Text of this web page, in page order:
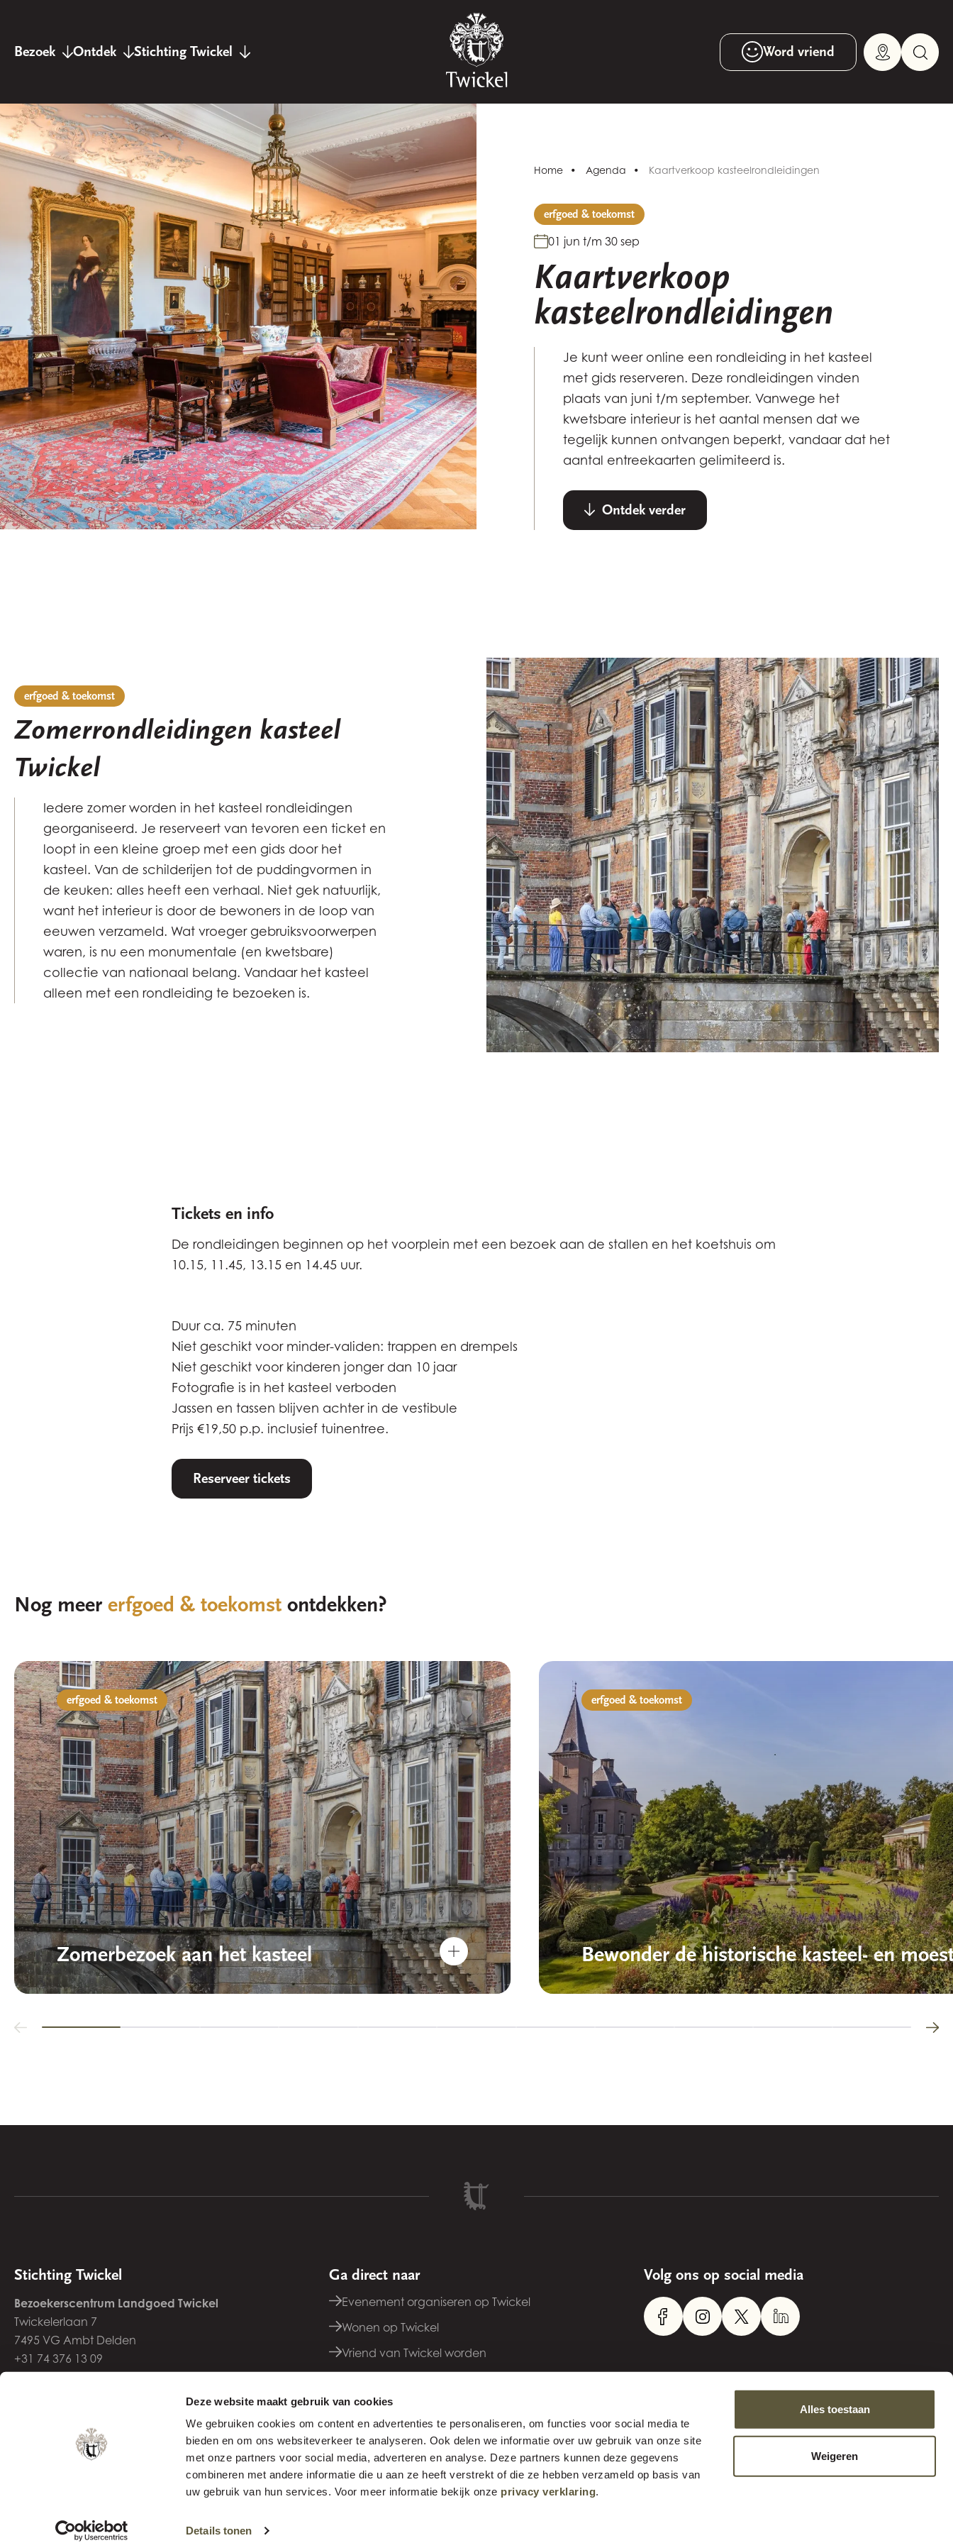
Deze website maakt gebruik van cookies
We gebruiken cookies om content en advertenties te personaliseren, om functies voor social media te
bieden en om ons websiteverkeer te analyseren. Ook delen we informatie over uw gebruik van onze site
met onze partners voor social media, adverteren en analyse. Deze partners kunnen deze gegevens
combineren met andere informatie die u aan ze heeft verstrekt of die ze hebben verzameld op basis van
uw gebruik van hun services. Voor meer informatie bekijk onze privacy verklaring.
Details tonen
Alles toestaan
Weigeren
Bezoek
Landgoed Twickel
Kasteel Twickel
De kasteeltuinen
Bezoekerscentrum
Landgoed Hof te Dieren
Landgoed Zuylestein
Landgoed Lage
Agenda
Ontdek
Twickel verhalen
Twickel in kaart
Twickel Producten
Houtzagerij
Onze pachters
Wandelen & Fietsen
Archief & Collectie
Agenda
Podcast
Stichting Twickel
Twickel nieuws
De stichting
Overige bezittingen
Vrienden van Twickel
Twickelblad
Werken bij Twickel
Contact
Word vriend
Home Agenda Kaartverkoop kasteelrondleidingen
erfgoed & toekomst
01 jun t/m 30 sep
Kaartverkoop
kasteelrondleidingen
Je kunt weer online een rondleiding in het kasteel
met gids reserveren. Deze rondleidingen vinden
plaats van juni t/m september. Vanwege het
kwetsbare interieur is het aantal mensen dat we
tegelijk kunnen ontvangen beperkt, vandaar dat het
aantal entreekaarten gelimiteerd is.
Ontdek verder
erfgoed & toekomst
Zomerrondleidingen kasteel
Twickel
Iedere zomer worden in het kasteel rondleidingen
georganiseerd. Je reserveert van tevoren een ticket en
loopt in een kleine groep met een gids door het
kasteel. Van de schilderijen tot de puddingvormen in
de keuken: alles heeft een verhaal. Niet gek natuurlijk,
want het interieur is door de bewoners in de loop van
eeuwen verzameld. Wat vroeger gebruiksvoorwerpen
waren, is nu een monumentale (en kwetsbare)
collectie van nationaal belang. Vandaar het kasteel
alleen met een rondleiding te bezoeken is.
Tickets en info
De rondleidingen beginnen op het voorplein met een bezoek aan de stallen en het koetshuis om
10.15, 11.45, 13.15 en 14.45 uur.
Duur ca. 75 minuten
Niet geschikt voor minder-validen: trappen en drempels
Niet geschikt voor kinderen jonger dan 10 jaar
Fotografie is in het kasteel verboden
Jassen en tassen blijven achter in de vestibule
Prijs €19,50 p.p. inclusief tuinentree.
Reserveer tickets
Nog meer erfgoed & toekomst ontdekken?
erfgoed & toekomst
Zomerbezoek aan het kasteel
erfgoed & toekomst
Bewonder de historische kasteel- en
Stichting Twickel
Bezoekerscentrum Landgoed Twickel
Twickelerlaan 7
7495 VG Ambt Delden
+31 74 376 13 09
info@twickel.nl
Ga direct naar
Evenement organiseren op Twickel
Wonen op Twickel
Vriend van Twickel worden
Contact opnemen
Volg ons op social media